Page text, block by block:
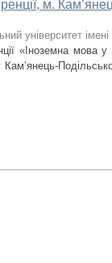
м.
університет імені
«Іноземна мова